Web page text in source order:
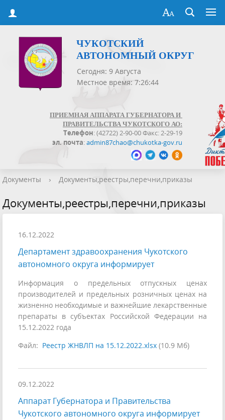
ЧУКОТСКИЙ
АВТОНОМНЫЙ ОКРУГ
Сегодня: 9 Августа
Местное время: 7:26:45
ПРИЕМНАЯ АППАРАТА ГУБЕРНАТОРА И
ПРАВИТЕЛЬСТВА ЧУКОТСКОГО АО:
Телефон: (42722) 2-90-00 Факс: 2-29-19
эл. почта:admin87chao@chukotka-gov.ru
Документы › Документы,реестры,перечни,приказы
Документы,реестры,перечни,приказы
16.12.2022
Департамент здравоохранения Чукотского
автономного округа информирует
Информация о предельных отпускных ценах
производителей и предельных розничных ценах на
жизненно необходимые и важнейшие лекарственные
препараты в субъектах Российской Федерации на
15.12.2022 года
Файл: Реестр ЖНВЛП на 15.12.2022.xlsx (10.9 Мб)
09.12.2022
Аппарат Губернатора и Правительства
Чукотского автономного округа информирует